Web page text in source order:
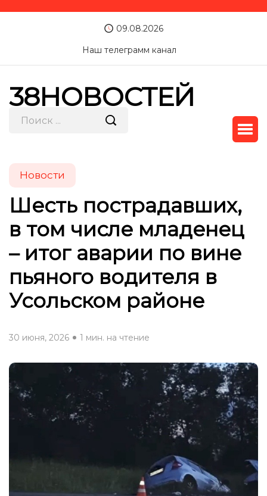
09.08.2026
Наш телеграмм канал
38НОВОСТЕЙ
Новости
Шесть пострадавших,
в том числе младенец
– итог аварии по вине
пьяного водителя в
Усольском районе
30 июня, 2026 1 мин. на чтение